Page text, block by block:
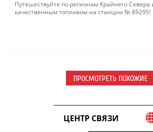
Путешествуйте по регионам Крайнего Севера
качественным топливом на станции № 89295!​
ПРОСМОТРЕТЬ ПОХОЖИЕ
ЦЕНТР СВЯЗИ